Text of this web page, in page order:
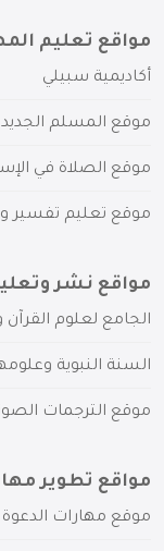
مواقع تعليم
أكاديمية سبيلي
موقع المسلم الجديد
موقع الصلاة في
موقع تعليم تفسير
مواقع نشر
الجامع لعلوم القرآن
السنة النبوية
موقع الترجمات
مواقع تطوير
موقع مهارات الدعوة